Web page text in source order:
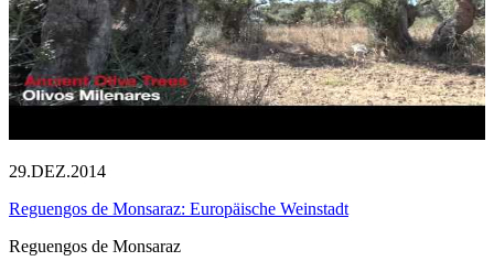
29.DEZ.2014
Reguengos de Monsaraz: Europäische Weinstadt
Reguengos de Monsaraz